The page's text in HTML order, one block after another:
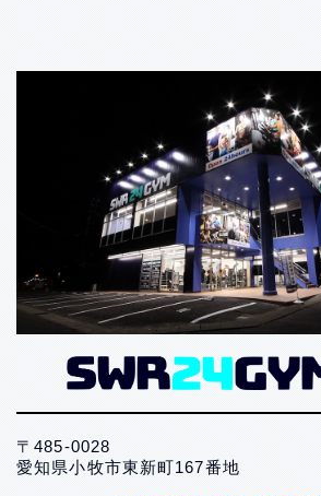
〒485-0028
愛知県小牧市東新町167番地